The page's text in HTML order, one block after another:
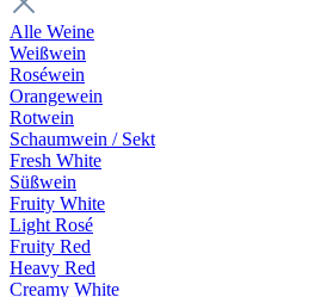
Alle Weine
Weißwein
Roséwein
Orangewein
Rotwein
Schaumwein / Sekt
Fresh White
Süßwein
Fruity White
Light Rosé
Fruity Red
Heavy Red
Creamy White